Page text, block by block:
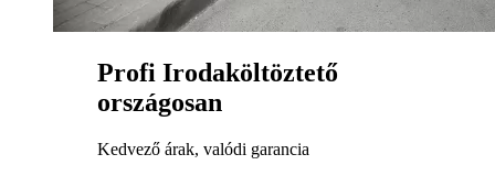
Profi Irodaköltöztető
országosan
Kedvező árak, valódi garancia